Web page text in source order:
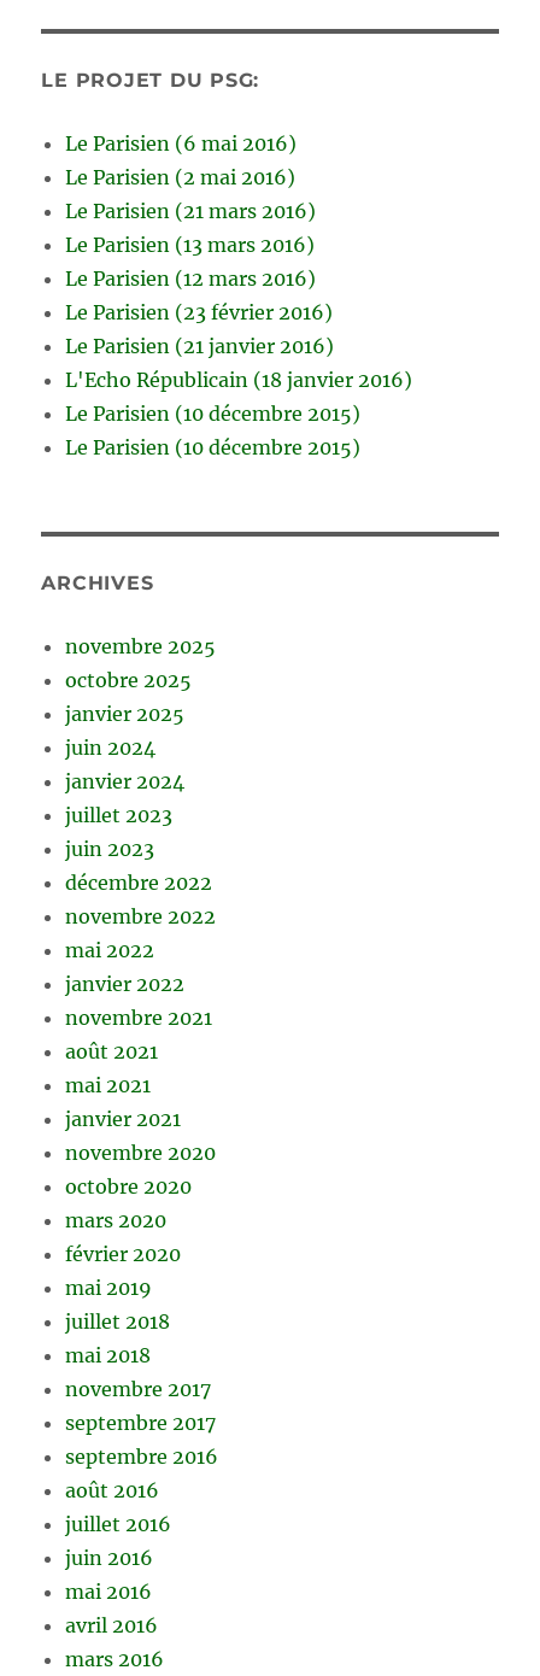
LE PROJET DU PSG:
Le Parisien (6 mai 2016)
Le Parisien (2 mai 2016)
Le Parisien (21 mars 2016)
Le Parisien (13 mars 2016)
Le Parisien (12 mars 2016)
Le Parisien (23 février 2016)
Le Parisien (21 janvier 2016)
L'Echo Républicain (18 janvier 2016)
Le Parisien (10 décembre 2015)
Le Parisien (10 décembre 2015)
ARCHIVES
novembre 2025
octobre 2025
janvier 2025
juin 2024
janvier 2024
juillet 2023
juin 2023
décembre 2022
novembre 2022
mai 2022
janvier 2022
novembre 2021
août 2021
mai 2021
janvier 2021
novembre 2020
octobre 2020
mars 2020
février 2020
mai 2019
juillet 2018
mai 2018
novembre 2017
septembre 2017
septembre 2016
août 2016
juillet 2016
juin 2016
mai 2016
avril 2016
mars 2016